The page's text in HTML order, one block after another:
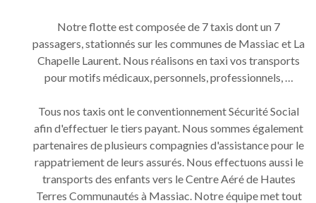
Notre flotte est composée de 7 taxis dont un 7
passagers, stationnés sur les communes de Massiac et La
Chapelle Laurent. Nous réalisons en taxi vos transports
pour motifs médicaux, personnels, professionnels, …
Tous nos taxis ont le conventionnement Sécurité Social
afin d'effectuer le tiers payant. Nous sommes également
partenaires de plusieurs compagnies d'assistance pour le
rappatriement de leurs assurés. Nous effectuons aussi le
transports des enfants vers le Centre Aéré de Hautes
Terres Communautés à Massiac. Notre équipe met tout